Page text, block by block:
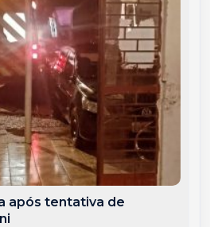
após tentativa de